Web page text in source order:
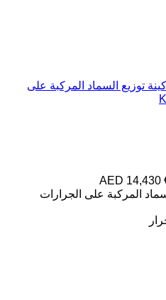
توزيع السماد المركبة على
المركبة على الجرارات